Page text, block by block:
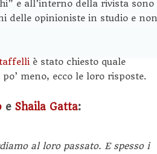
e all’interno della rivista sono
delle opinioniste in studio e non
è stato chiesto quale
meno, ecco le loro risposte.
e Shaila Gatta:
al loro passato. E spesso i